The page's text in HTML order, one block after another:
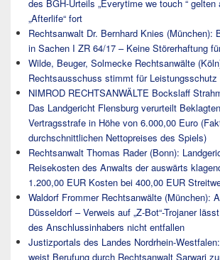
des BGH-Urteils „Everytime we touch “ gelten
„Afterlife“ fort
Rechtsanwalt Dr. Bernhard Knies (München):
in Sachen I ZR 64/17 – Keine Störerhaftung
Wilde, Beuger, Solmecke Rechtsanwälte
Rechtsausschuss stimmt für Leistungsschutz
NIMROD RECHTSANWÄLTE Bockslaff
Das Landgericht Flensburg verurteilt
Vertragsstrafe in Höhe von 6.000,00 Euro
durchschnittlichen Nettopreises des Spiels)
Rechtsanwalt Thomas Rader (Bonn):
Reisekosten des Anwalts der auswärts
1.200,00 EUR Kosten bei 400,00 EUR
Waldorf Frommer Rechtsanwälte (München):
Düsseldorf – Verweis auf „Z-Bot“-Trojaner
des Anschlussinhabers nicht entfallen
Justizportals des Landes Nordrhein-
weist Berufung durch Rechtsanwalt Sarwari